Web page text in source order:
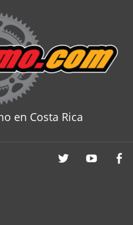
en Costa Rica